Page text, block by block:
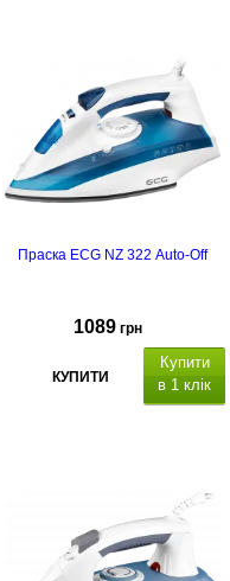
Праска ECG NZ 322 Auto-Off
1089 грн
КУПИТИ
Купити
в 1 клік
термін гарантії - 2 роки